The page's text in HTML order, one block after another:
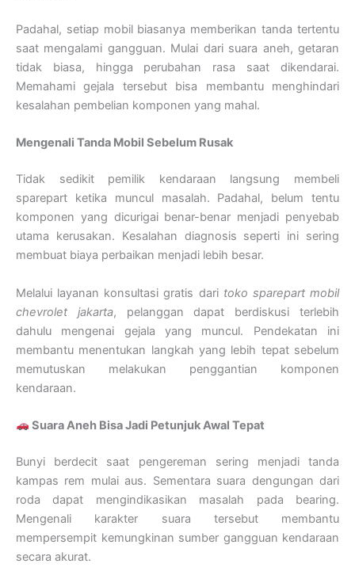
Padahal, setiap mobil biasanya memberikan tanda tertentu
saat mengalami gangguan. Mulai dari suara aneh, getaran
tidak biasa, hingga perubahan rasa saat dikendarai.
Memahami gejala tersebut bisa membantu menghindari
kesalahan pembelian komponen yang mahal.
Mengenali Tanda Mobil Sebelum Rusak
Tidak sedikit pemilik kendaraan langsung membeli
sparepart ketika muncul masalah. Padahal, belum tentu
komponen yang dicurigai benar-benar menjadi penyebab
utama kerusakan. Kesalahan diagnosis seperti ini sering
membuat biaya perbaikan menjadi lebih besar.
Melalui layanan konsultasi gratis dari toko sparepart mobil
chevrolet jakarta, pelanggan dapat berdiskusi terlebih
dahulu mengenai gejala yang muncul. Pendekatan ini
membantu menentukan langkah yang lebih tepat sebelum
memutuskan melakukan penggantian komponen
kendaraan.
Suara Aneh Bisa Jadi Petunjuk Awal Tepat
Bunyi berdecit saat pengereman sering menjadi tanda
kampas rem mulai aus. Sementara suara dengungan dari
roda dapat mengindikasikan masalah pada bearing.
Mengenali karakter suara tersebut membantu
mempersempit kemungkinan sumber gangguan kendaraan
secara akurat.